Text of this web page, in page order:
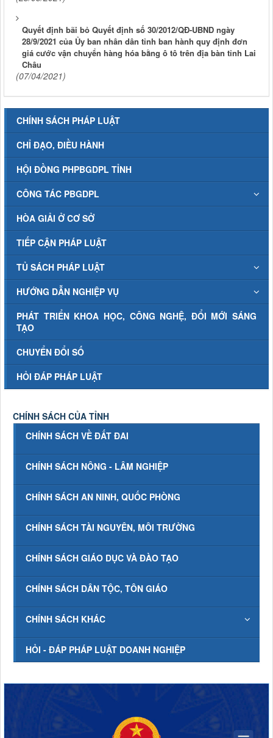
Quyết định bãi bỏ Quyết định số 30/2012/QĐ-UBND ngày
28/9/2021 của Ủy ban nhân dân tỉnh ban hành quy định đơn
giá cước vận chuyển hàng hóa bằng ô tô trên địa bàn tỉnh Lai
Châu
(07/04/2021)
CHÍNH SÁCH PHÁP LUẬT
CHỈ ĐẠO, ĐIỀU HÀNH
HỘI ĐỒNG PHPBGDPL TỈNH
CÔNG TÁC PBGDPL
HÒA GIẢI Ở CƠ SỞ
TIẾP CẬN PHÁP LUẬT
TỦ SÁCH PHÁP LUẬT
HƯỚNG DẪN NGHIỆP VỤ
PHÁT TRIỂN KHOA HỌC, CÔNG NGHỆ, ĐỔI MỚI SÁNG
TẠO
CHUYỂN ĐỔI SỐ
HỎI ĐÁP PHÁP LUẬT
CHÍNH SÁCH CỦA TỈNH
CHÍNH SÁCH VỀ ĐẤT ĐAI
CHÍNH SÁCH NÔNG - LÂM NGHIỆP
CHÍNH SÁCH AN NINH, QUỐC PHÒNG
CHÍNH SÁCH TÀI NGUYÊN, MÔI TRƯỜNG
CHÍNH SÁCH GIÁO DỤC VÀ ĐÀO TẠO
CHÍNH SÁCH DÂN TỘC, TÔN GIÁO
CHÍNH SÁCH KHÁC
HỎI - ĐÁP PHÁP LUẬT DOANH NGHIỆP